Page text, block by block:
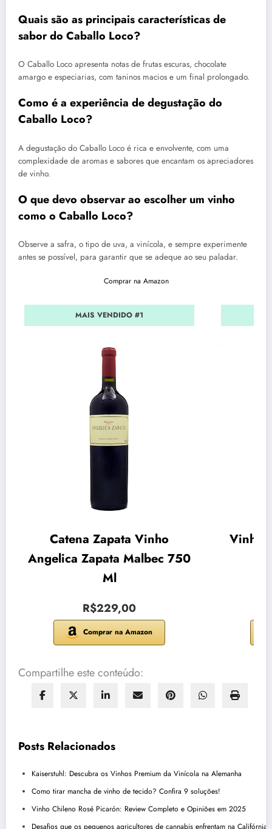
Quais são as principais características de
sabor do Caballo Loco?
O Caballo Loco apresenta notas de frutas escuras, chocolate
amargo e especiarias, com taninos macios e um final prolongado.
Como é a experiência de degustação do
Caballo Loco?
A degustação do Caballo Loco é rica e envolvente, com uma
complexidade de aromas e sabores que encantam os apreciadores
de vinho.
O que devo observar ao escolher um vinho
como o Caballo Loco?
Observe a safra, o tipo de uva, a vinícola, e sempre experimente
antes se possível, para garantir que se adeque ao seu paladar.
Comprar na Amazon
MAIS VENDIDO #1
Catena Zapata Vinho
Angelica Zapata Malbec 750
Ml
R$229,00
Comprar na Amazon
Vinho
Compartilhe este conteúdo:
Posts Relacionados
Kaiserstuhl: Descubra os Vinhos Premium da Vinícola na Alemanha
Como tirar mancha de vinho de tecido? Confira 9 soluções!
Vinho Chileno Rosé Picarón: Review Completo e Opiniões em 2025
Desafios que os pequenos agricultores de cannabis enfrentam na Califórnia